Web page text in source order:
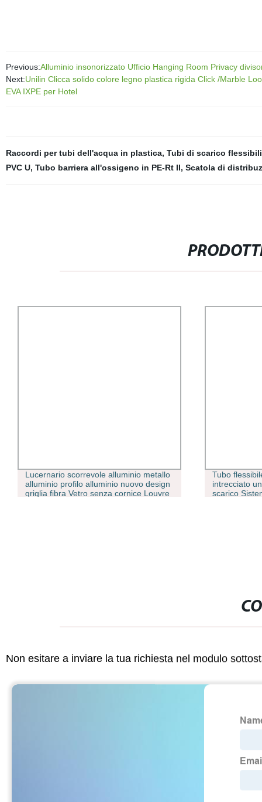
Previous:Alluminio insonorizzato Ufficio Hanging Room Privacy
Next:Unilin Clicca solido colore legno plastica rigida Click /Marble
EVA IXPE per Hotel
Raccordi per tubi dell'acqua in plastica, Tubi di scarico flessibili
PVC U, Tubo barriera all'ossigeno in PE-Rt II, Scatola di
Lucernario scorrevole alluminio metallo
alluminio profilo alluminio nuovo design
griglia fibra Vetro senza cornice Louvre
Tubo
intrecciato
scarico
Non esitare a inviare la tua richiesta nel modulo